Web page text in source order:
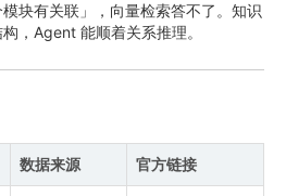
块有关联」，向量检索答不了。知识
，Agent 能顺着关系推理。
数据来源 官方链接